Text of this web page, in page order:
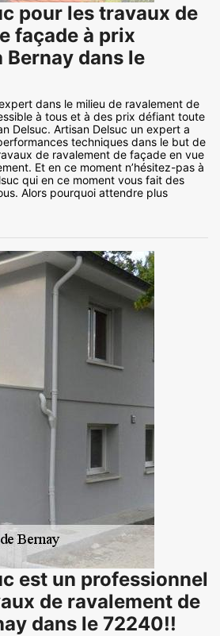
pour les travaux de
façade à prix
dans le
dans le milieu de ravalement de
à tous et à des prix défiant toute
Delsuc. Artisan Delsuc un expert a
techniques dans le but de
de ravalement de façade en vue
Et en ce moment n’hésitez-pas à
qui en ce moment vous fait des
Alors pourquoi attendre plus
est un professionnel
de ravalement de
dans le 72240!!